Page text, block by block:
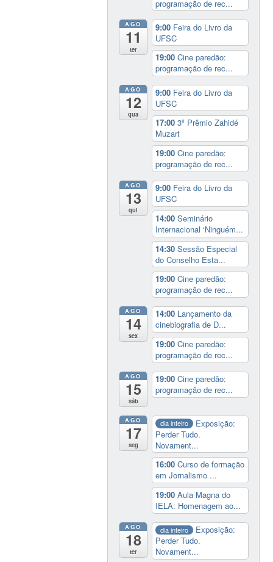
programação de rec...
AGO
11
ter
9:00 Feira do Livro da
UFSC
19:00Cine paredão:
programação de rec...
AGO
12
qua
9:00 Feira do Livro da
UFSC
17:003º Prêmio Zahidé
Muzart
19:00Cine paredão:
programação de rec...
AGO
13
qui
9:00 Feira do Livro da
UFSC
14:00Seminário
Internacional ‘Ninguém...
14:30Sessão Especial
do Conselho Esta...
19:00Cine paredão:
programação de rec...
AGO
14
sex
14:00 Lançamento da
cinebiografia de D...
19:00Cine paredão:
programação de rec...
AGO
15
sáb
19:00Cine paredão:
programação de rec...
AGO
17
seg
dia inteiro
Exposição:
Perder Tudo.
Novament...
16:00Curso de formação
em Jornalismo ...
19:00Aula Magna do
IELA: Homenagem ao...
AGO
18
ter
dia inteiro
Exposição:
Perder Tudo.
Novament...